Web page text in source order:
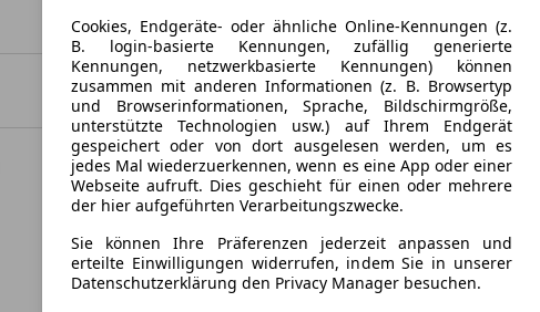
Kraftstoffverbrauch
7,80l/100
Komfort
Elektrische
Elektrische
Klimaanlage
Sitzheizung
Unterhaltung/Media
Radio
Mehr anzeigen
Mazda MX-5 Cabrio – Top gepflegt,
Zum Verkauf steht mein geliebter Mazda MX-5
Sommermonaten bewegt und im Winter immer
wurde ausschließlich per Handwäsche gereinigt
dementsprechend in sehr gepflegtem Zustand.
Cookies, Endgeräte- oder ähnliche Online-Kennungen (z.
B. login-basierte Kennungen, zufällig generierte
Kennungen, netzwerkbasierte Kennungen) können
zusammen mit anderen Informationen (z. B. Browsertyp
und Browserinformationen, Sprache, Bildschirmgröße,
unterstützte Technologien usw.) auf Ihrem Endgerät
gespeichert oder von dort ausgelesen werden, um es
jedes Mal wiederzuerkennen, wenn es eine App oder einer
Webseite aufruft. Dies geschieht für einen oder mehrere
der hier aufgeführten Verarbeitungszwecke.
Sie können Ihre Präferenzen jederzeit anpassen und
erteilte Einwilligungen widerrufen, indem Sie in unserer
Datenschutzerklärung den Privacy Manager besuchen.